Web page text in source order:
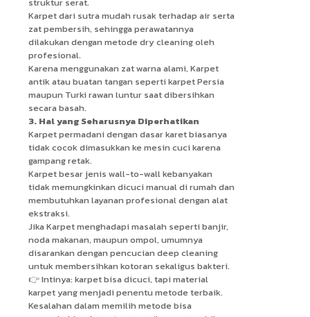
Karpet dari sutra mudah rusak terhadap air serta
zat pembersih, sehingga perawatannya
dilakukan dengan metode dry cleaning oleh
profesional.
Karena menggunakan zat warna alami, Karpet
antik atau buatan tangan seperti karpet Persia
maupun Turki rawan luntur saat dibersihkan
secara basah.
3. Hal yang Seharusnya Diperhatikan
Karpet permadani dengan dasar karet biasanya
tidak cocok dimasukkan ke mesin cuci karena
gampang retak.
Karpet besar jenis wall-to-wall kebanyakan
tidak memungkinkan dicuci manual di rumah dan
membutuhkan layanan profesional dengan alat
ekstraksi.
Jika Karpet menghadapi masalah seperti banjir,
noda makanan, maupun ompol, umumnya
disarankan dengan pencucian deep cleaning
untuk membersihkan kotoran sekaligus bakteri.
👉 Intinya: karpet bisa dicuci, tapi material
karpet yang menjadi penentu metode terbaik.
Kesalahan dalam memilih metode bisa